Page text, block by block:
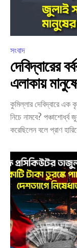
সংবাদ
দেবিদ্বারের
এলাকায়
কুমিল্লার দেবিদ্বারে
নিচে নামবে?
করেছিলেন বলে প্রাণ